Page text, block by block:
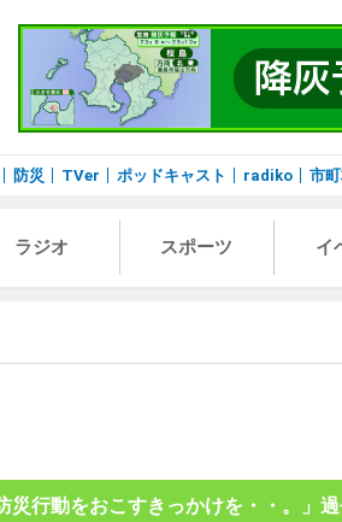
防災 TVer ポッドキャスト radiko 市
ラジオ スポーツ イ
災行動をおこすきっかけを・・。」